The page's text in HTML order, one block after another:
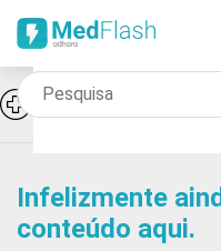
Icon Hiponatremia e
Infelizmente
conteúdo aqui.